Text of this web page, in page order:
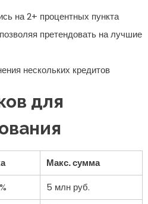
на 2+ процентных пункта
претендовать на лучшие
нескольких кредитов
для
Макс. сумма
5 млн руб.